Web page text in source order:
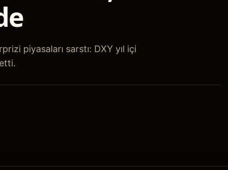
piyasaları sarstı: DXY yıl içi